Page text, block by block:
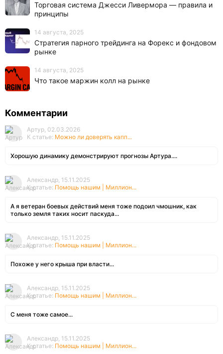
Торговая система Джесси Ливермора — правила и
принципы
14 августа, 2025
Стратегия парного трейдинга на Форекс и фондовом
рынке
14 августа, 2025
Что такое маржин колл на рынке
Комментарии
Артур, 02.03.2026
К статье: Можно ли доверять капп...
Хорошую динамику демонстрируют прогнозы Артура....
Александр, 15.11.2025
К статье: Помощь нашим | Миллион...
А я ветеран боевых действий меня тоже подоил чмошник, как
только земля таких носит паскуда...
Александр, 15.11.2025
К статье: Помощь нашим | Миллион...
Похоже у него крыша при власти...
Александр, 15.11.2025
К статье: Помощь нашим | Миллион...
С меня тоже самое...
Александр, 15.11.2025
К статье: Помощь нашим | Миллион...